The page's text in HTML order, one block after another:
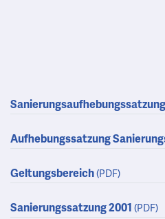
Aufhebungssatzung
Geltungsbereich(PDF)
Sanierungssatzung 2001 (PDF)